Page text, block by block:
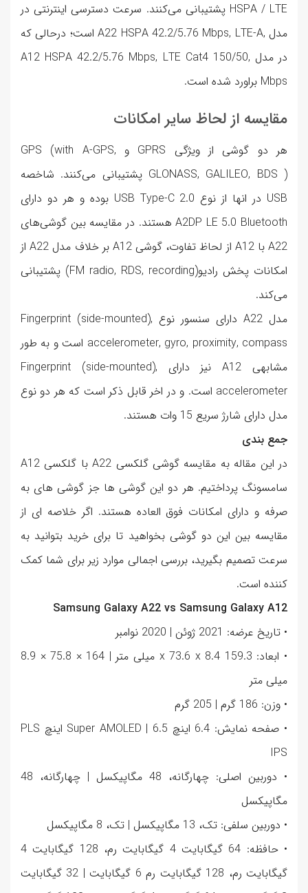
HSPA / LTE پشتیبانی می‌کنند. سرعت دسترسی اینترنتی در
مدل ,A22 HSPA 42.2/5.76 Mbps, LTE-A است؛ درحالی که
در مدل ,A12 HSPA 42.2/5.76 Mbps, LTE Cat4 150/50
Mbps براورد شده است.
مقایسه از لحاظ سایر امکانات
هر دو گوشی از ویژگی GPRS و GPS (with A-GPS,
GLONASS, GALILEO, BDS ) پشتیبانی می‌کنند. شاخصه
USB در انها از نوع USB Type-C 2.0 بوده و هر دو دارای
A2DP LE 5.0 Bluetooth هستند. در مقایسه بین گوشی‌های
A22 با A12 از لحاظ تفاوت، گوشی A12 بر خلاف مدل A22 از
امکانات پخش رادیو(FM radio, RDS, recording) پشتیبانی
می‌کند.
مدل A22 دارای سنسور نوع Fingerprint (side-mounted),
accelerometer, gyro, proximity, compass است و به طور
مشابهی A12 نیز دارای Fingerprint (side-mounted),
accelerometer است. و در اخر قابل ذکر است که هر دو نوع
مدل دارای شارژ سریع 15 وات هستند.
جمع بندی
در این مقاله به مقایسه گوشی گلکسی A22 با گلکسی A12
سامسونگ پرداختیم. هر دو این گوشی ها جز گوشی های به
صرفه و دارای امکانات فوق العاده هستند. اگر خلاصه ای از
مقایسه بین این دو گوشی بخواهید تا برای خرید بتوانید به
سرعت تصمیم بگیرید، بررسی اجمالی موارد زیر برای شما کمک
کننده است.
Samsung Galaxy A22 vs Samsung Galaxy A12
• تاریخ عرضه: 2021 ژوئن | 2020 نوامبر
• ابعاد: 159.3 x 73.6 x 8.4 میلی متر | 164 × 75.8 × 8.9
میلی متر
• وزن: 186 گرم | 205 گرم
• صفحه نمایش: 6.4 اینچ Super AMOLED | 6.5 اینچ PLS
IPS
• دوربین اصلی: چهارگانه، 48 مگاپیکسل | چهارگانه، 48
مگاپیکسل
• دوربین سلفی: تک، 13 مگاپیکسل | تک، 8 مگاپیکسل
• حافظه: 64 گیگابایت 4 گیگابایت رم، 128 گیگابایت 4
گیگابایت رم، 128 گیگابایت رم 6 گیگابایت | 32 گیگابایت